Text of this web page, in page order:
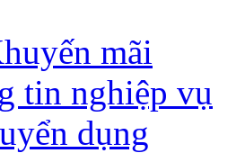
mãi
tin nghiệp vụ
dụng